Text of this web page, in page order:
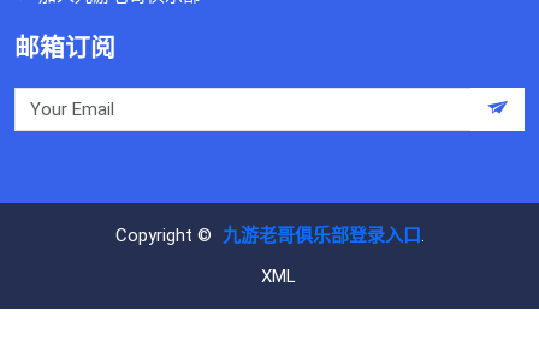
邮箱订阅
Copyright © 九游老哥俱乐部登录入口.
XML